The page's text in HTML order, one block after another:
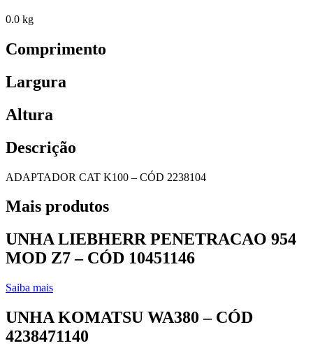
0.0 kg
Comprimento
Largura
Altura
Descrição
ADAPTADOR CAT K100 – CÓD 2238104
Mais produtos
UNHA LIEBHERR PENETRACAO 954
MOD Z7 – CÓD 10451146
Saiba mais
UNHA KOMATSU WA380 – CÓD
4238471140